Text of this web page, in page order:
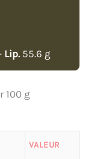
Lip. 55.6 g
100 g
VALEUR